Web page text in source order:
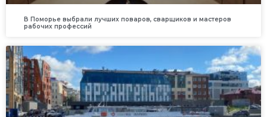
В Поморье выбрали лучших поваров, сварщиков и мастеров
рабочих профессий